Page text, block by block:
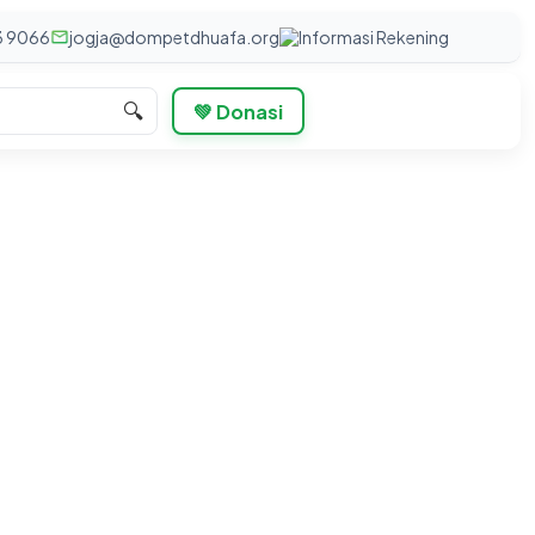
9066 jogja@dompetdhuafa.org Informasi Rekening
🔍 💚 Donasi